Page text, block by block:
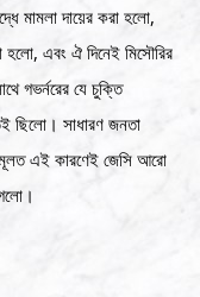
মামলা দায়ের করা হলো,
হলো, এবং ঐ দিনেই মিসৌরির
গভর্নরের যে চুক্তি
ছিলো। সাধারণ জনতা
এই কারণেই জেসি আরো